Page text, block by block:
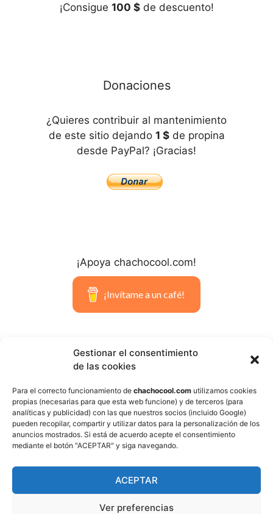
Gestionar el consentimiento
de las cookies
Para el correcto funcionamiento de chachocool.com utilizamos cookies
propias (necesarias para que esta web funcione) y de terceros (para
analíticas y publicidad) con las que nuestros socios (incluido Google)
pueden recopilar, compartir y utilizar datos para la personalización de los
anuncios mostrados. Si está de acuerdo acepte el consentimiento
mediante el botón "ACEPTAR" y siga navegando.
ACEPTAR
Ver preferencias
¡Consigue 100 $de descuento!
Donaciones
¿Quieres contribuir al mantenimiento
de este sitio dejando 1 $de propina
desde PayPal? ¡Gracias!
¡Apoya chachocool.com!
¡Invítame a un café!
Please Add coin wallet address in
plugin settings panel
Política de cookies